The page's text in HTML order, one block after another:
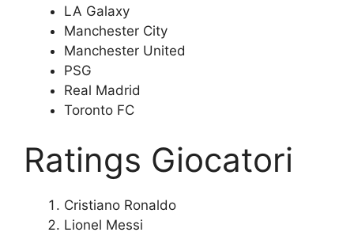
LA Galaxy
Manchester City
Manchester United
PSG
Real Madrid
Toronto FC
Ratings Giocatori
Cristiano Ronaldo
Lionel Messi